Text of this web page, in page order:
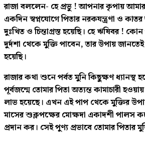
রাজা বললেন- হে প্রভু ! আপনার কৃপায়
একদিন স্বপ্নযোগে পিতার নরকযন্ত্রণা ও
দুঃখিত ও চিন্তাগ্রস্ত হয়েছি। হে ঋষিবর !
দুর্দশা থেকে মুক্তি পাবেন, তার উপায়
হয়েছি।
রাজার কথা শুনে পর্বত মুনি কিছুক্ষণ ধ্যানস্থ
পূর্বজন্মে তোমার পিতা অত্যন্ত কামাচারী
লাভ হয়েছে। এখন এই পাপ থেকে মুক্তির
মাসের শুক্লপক্ষের মোক্ষদা একাদশী পালস
প্রদান কর। সেই পুণ্য প্রভাবে তোমার পিতার